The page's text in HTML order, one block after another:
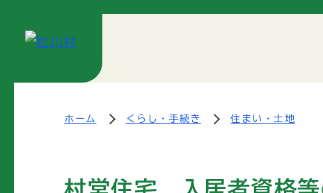
ホーム くらし・手続き 住まい・土地